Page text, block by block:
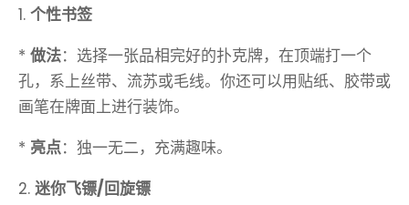
1. 个性书签
* 做法：选择一张品相完好的扑克牌，在顶端打一个
孔，系上丝带、流苏或毛线。你还可以用贴纸、胶带或
画笔在牌面上进行装饰。
* 亮点：独一无二，充满趣味。
2. 迷你飞镖/回旋镖